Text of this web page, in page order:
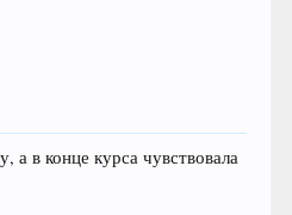
а в конце курса чувствовала